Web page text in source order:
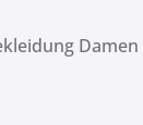
Damen